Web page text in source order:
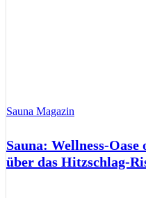
Sauna Magazin
Sauna: Wellness-
über das Hitzschlag-